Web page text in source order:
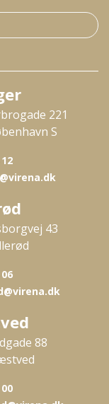
221
S
43
88